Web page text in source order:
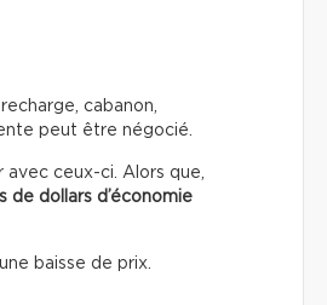
cabanon,
peut être négocié.
ceux-ci. Alors que,
de dollars d’économie
baisse de prix.